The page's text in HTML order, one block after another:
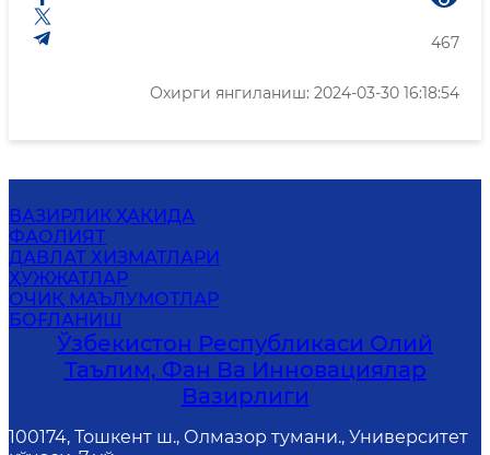
467
Охирги янгиланиш: 2024-03-30 16:18:54
ВАЗИРЛИК ҲАҚИДА
ФАОЛИЯТ
ДАВЛАТ ХИЗМАТЛАРИ
ҲУЖЖАТЛАР
ОЧИҚ МАЪЛУМОТЛАР
БОҒЛАНИШ
Ўзбекистон Республикаси Олий
Таълим, Фан Ва Инновациялар
Вазирлиги
100174, Тошкент ш., Олмазор тумани., Университет